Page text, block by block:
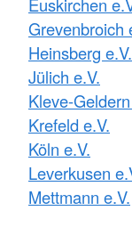
Grevenbroich
Heinsberg e.V.
Jülich e.V.
Kleve-
Krefeld e.V.
Köln e.V.
Leverkusen
Mettmann e.V.